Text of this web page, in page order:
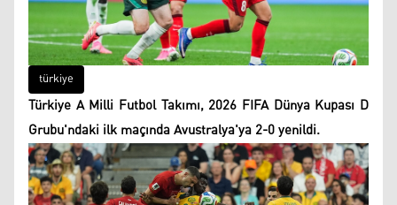
türkiye
Türkiye A Milli Futbol Takımı, 2026 FIFA Dünya Kupası D
Grubu'ndaki ilk maçında Avustralya'ya 2-0 yenildi.